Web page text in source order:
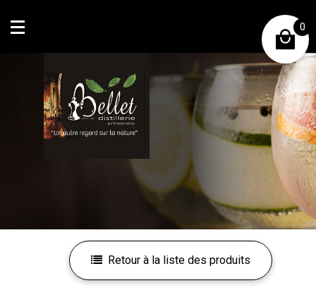
Mes favoris
0
Retour à la liste des produits